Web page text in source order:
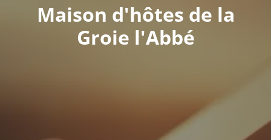
Maison d'hôtes de la
Groie l'Abbé